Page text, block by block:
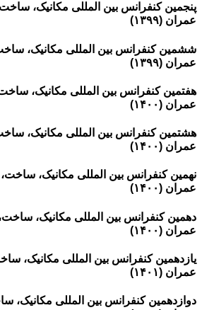
پنجمین کنفرانس بین المللی مکانیک،
عمران (۱۳۹۹)
ششمین کنفرانس بین المللی مکانیک،
عمران (۱۳۹۹)
هفتمین کنفرانس بین المللی مکانیک،
عمران (۱۴۰۰)
هشتمین کنفرانس بین المللی مکانیک،
عمران (۱۴۰۰)
نهمین کنفرانس بین المللی مکانیک،
عمران (۱۴۰۰)
دهمین کنفرانس بین المللی مکانیک،
عمران (۱۴۰۰)
یازدهمین کنفرانس بین المللی مکانیک،
عمران (۱۴۰۱)
دوازدهمین کنفرانس بین المللی مکانیک،